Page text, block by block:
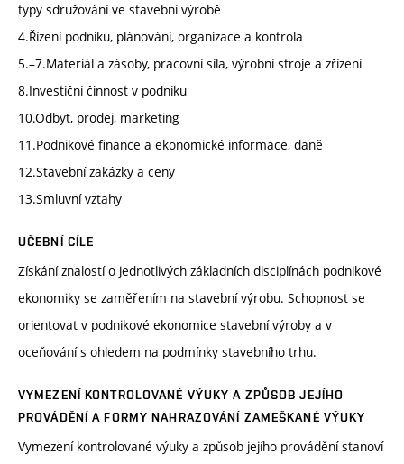
typy sdružování ve stavební výrobě
4.Řízení podniku, plánování, organizace a kontrola
5.–7.Materiál a zásoby, pracovní síla, výrobní stroje a zřízení
8.Investiční činnost v podniku
10.Odbyt, prodej, marketing
11.Podnikové finance a ekonomické informace, daně
12.Stavební zakázky a ceny
13.Smluvní vztahy
UČEBNÍ CÍLE
Získání znalostí o jednotlivých základních disciplínách podnikové
ekonomiky se zaměřením na stavební výrobu. Schopnost se
orientovat v podnikové ekonomice stavební výroby a v
oceňování s ohledem na podmínky stavebního trhu.
VYMEZENÍ KONTROLOVANÉ VÝUKY A ZPŮSOB JEJÍHO
PROVÁDĚNÍ A FORMY NAHRAZOVÁNÍ ZAMEŠKANÉ VÝUKY
Vymezení kontrolované výuky a způsob jejího provádění stanoví